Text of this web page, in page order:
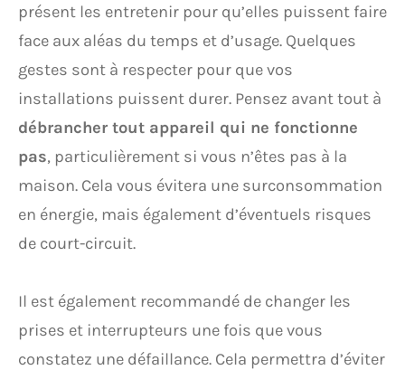
présent les entretenir pour qu’elles puissent faire
face aux aléas du temps et d’usage. Quelques
gestes sont à respecter pour que vos
installations puissent durer. Pensez avant tout à
débrancher tout appareil qui ne fonctionne
pas, particulièrement si vous n’êtes pas à la
maison. Cela vous évitera une surconsommation
en énergie, mais également d’éventuels risques
de court-circuit.
Il est également recommandé de changer les
prises et interrupteurs une fois que vous
constatez une défaillance. Cela permettra d’éviter